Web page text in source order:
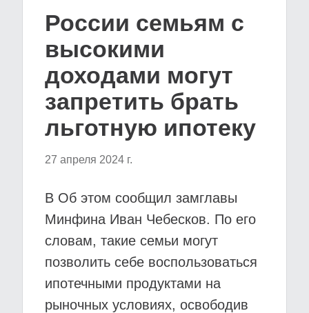
России семьям с
высокими
доходами могут
запретить брать
льготную ипотеку
27 апреля 2024 г.
В Об этом сообщил замглавы
Минфина Иван Чебесков. По его
словам, такие семьи могут
позволить себе воспользоваться
ипотечными продуктами на
рыночных условиях, освободив